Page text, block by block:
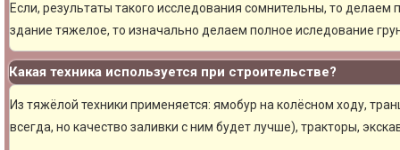
Если, результаты такого исследования сомнительны, то
здание тяжелое, то изначально делаем полное иследование
Какая техника используется при строительстве?
Из тяжёлой техники применяется: ямобур на колёсном ходу,
всегда, но качество заливки с ним будет лучше), тракторы,